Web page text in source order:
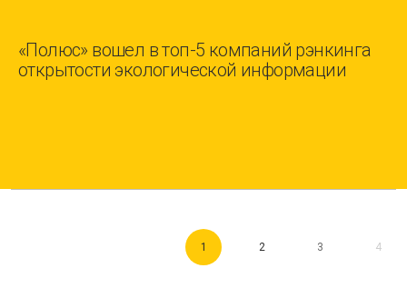
«Полюс» вошел в топ-5 компаний рэнкинга
открытости экологической информации
1 2 3 4